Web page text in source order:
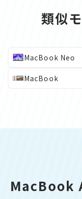
類似
MacBook Neo
MacBook
MacBook